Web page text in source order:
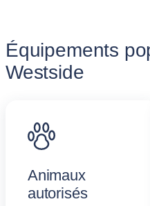
Équipements
Westside
Animaux
autorisés